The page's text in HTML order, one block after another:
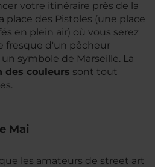
votre itinéraire près de la
place des Pistoles (une place
en plein air) où vous serez
fresque d'un pêcheur
symbole de Marseille. La
couleurs sont tout
Mai
les amateurs de street art